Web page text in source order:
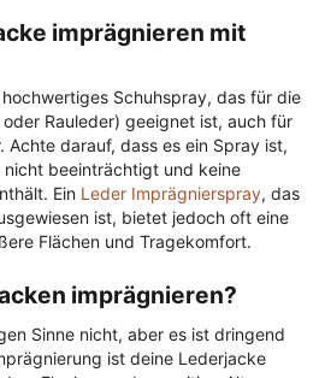
imprägnieren mit
Schuhspray, das für die
Rauleder) geeignet ist, auch für
Achte darauf, dass es ein Spray ist,
beeinträchtigt und keine
Ein Leder Imprägnierspray, das
ist, bietet jedoch oft eine
Flächen und Tragekomfort.
imprägnieren?
Sinne nicht, aber es ist dringend
ist deine Lederjacke